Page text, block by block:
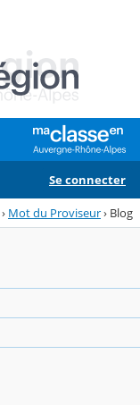
Se connecter
› Mot du Proviseur› Blog